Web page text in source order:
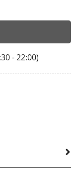
- 22:00)